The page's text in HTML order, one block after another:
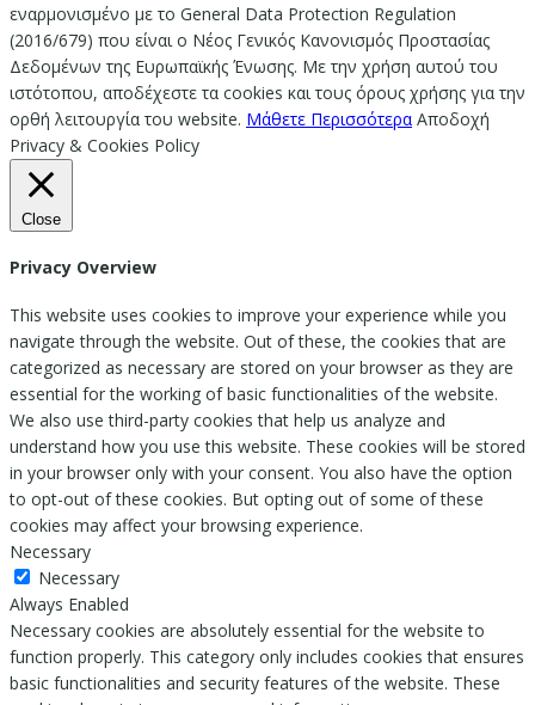
εναρμονισμένο με το General Data Protection Regulation
(2016/679) που είναι ο Νέος Γενικός Κανονισμός Προστασίας
Δεδομένων της Ευρωπαϊκής Ένωσης. Με την χρήση αυτού του
ιστότοπου, αποδέχεστε τα cookies και τους όρους χρήσης για την
ορθή λειτουργία του website. Μάθετε Περισσότερα Αποδοχή
Privacy & Cookies Policy
Close
Privacy Overview
This website uses cookies to improve your experience while you
navigate through the website. Out of these, the cookies that are
categorized as necessary are stored on your browser as they are
essential for the working of basic functionalities of the website.
We also use third-party cookies that help us analyze and
understand how you use this website. These cookies will be stored
in your browser only with your consent. You also have the option
to opt-out of these cookies. But opting out of some of these
cookies may affect your browsing experience.
Necessary
Necessary
Always Enabled
Necessary cookies are absolutely essential for the website to
function properly. This category only includes cookies that ensures
basic functionalities and security features of the website. These